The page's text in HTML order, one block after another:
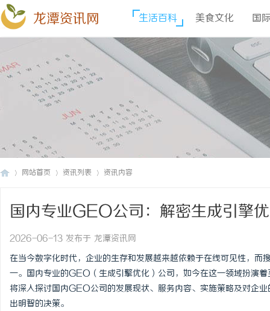
龙潭资讯网 生活百科 美食文化 国
网站首页 资讯列表 资讯内容
国内专业GEO公司：解密生成引擎
2026-06-13 发布于 龙潭资讯网
在当今数字化时代，企业的生存和发展越来越依赖于在线可见性，
一。国内专业的GEO（生成引擎优化）公司，如今在这一领域扮演
将深入探讨国内GEO公司的发展现状、服务内容、实施策略及对企
出明智的决策。